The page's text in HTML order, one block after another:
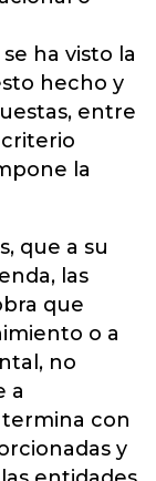
ha visto la
hecho y
entre
la
que a su
las
que
o a
no
a
con
y